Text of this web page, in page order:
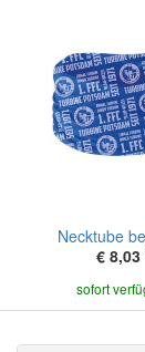
Necktube
€ 8,03
sofort